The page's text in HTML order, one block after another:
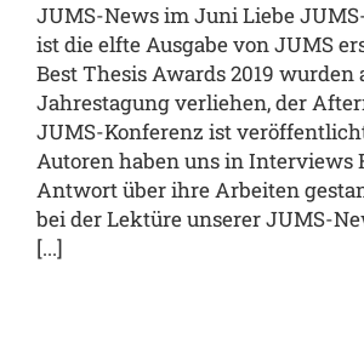
JUMS-News im Juni Liebe
ist die elfte Ausgabe von JUMS
Best Thesis Awards 2019 wurden
Jahrestagung verliehen, der
JUMS-Konferenz ist
Autoren haben uns in Interviews
Antwort über ihre Arbeiten
bei der Lektüre unserer JUMS-
[...]